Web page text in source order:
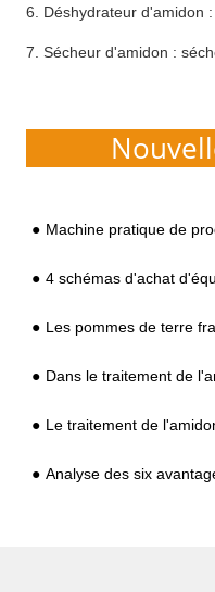
6. Déshydrateur d'amidon
7. Sécheur d'amidon :
Machine pratique de production d'amidon de patate
4 schémas d'achat d'équipement de traitement
Les pommes de terre fraîches et les pommes de terre séchées
Dans le traitement de l'amidon de patate
Le traitement de l'amidon
Analyse des six avantages du nouvel